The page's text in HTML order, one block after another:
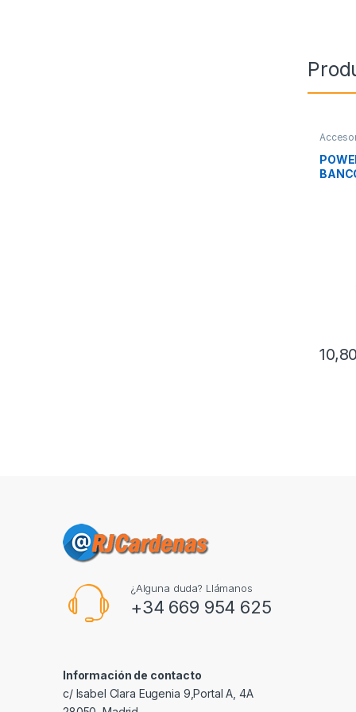
¿Alguna duda? Llámanos
+34 669 954 625
Información de contacto
c/ Isabel Clara Eugenia 9,Portal A, 4A